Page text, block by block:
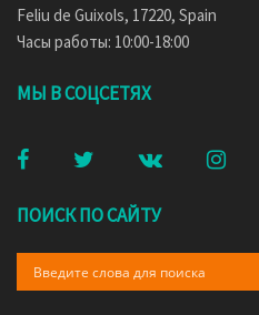
Feliu de Guixols, 17220, Spain
Часы работы: 10:00-18:00
МЫ В СОЦСЕТЯХ
ПОИСК ПО САЙТУ